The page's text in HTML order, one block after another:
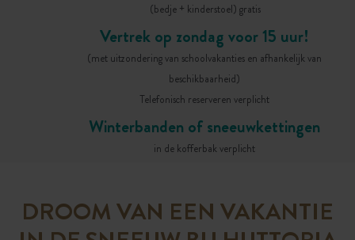
(bedje + kinderstoel) gratis
Vertrek op zondag voor 15 uur!
(met uitzondering van schoolvakanties en afhankelijk van
beschikbaarheid)
Telefonisch reserveren verplicht
Winterbanden of sneeuwkettingen
in de kofferbak verplicht
DROOM VAN EEN VAKANTIE